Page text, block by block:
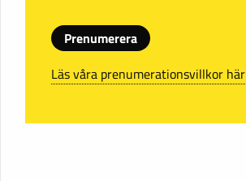
Prenumerera
Läs våra prenumerationsvillkor här